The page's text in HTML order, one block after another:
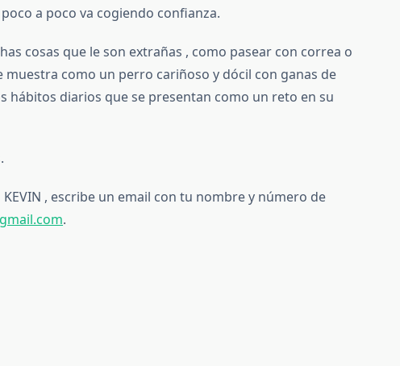
a poco va cogiendo confianza.
cosas que le son extrañas , como pasear con correa o
como un perro cariñoso y dócil con ganas de
hábitos diarios que se presentan como un reto en su
, escribe un email con tu nombre y número de
.